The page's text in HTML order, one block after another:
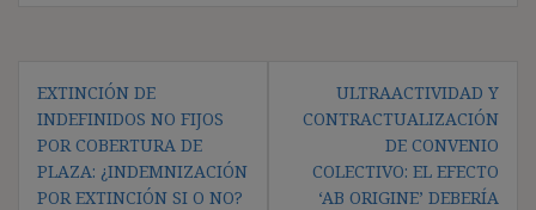
Navegación
de
entradas
EXTINCIÓN DE
INDEFINIDOS NO FIJOS
POR COBERTURA DE
PLAZA: ¿INDEMNIZACIÓN
POR EXTINCIÓN SI O NO?
ULTRAACTIVIDAD Y
CONTRACTUALIZACIÓN
DE CONVENIO
COLECTIVO: EL EFECTO
‘AB ORIGINE’ DEBERÍA